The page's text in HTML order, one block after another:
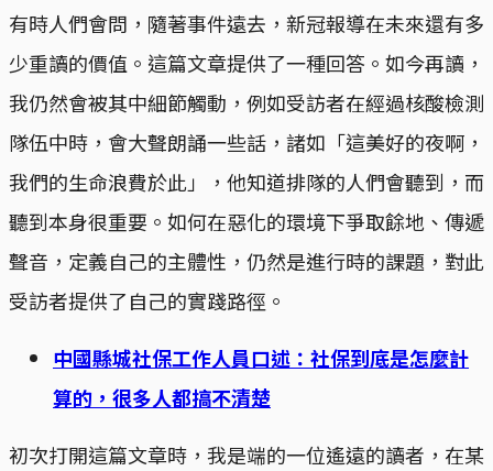
有時人們會問，隨著事件遠去，新冠報導在未來還有多
少重讀的價值。這篇文章提供了一種回答。如今再讀，
我仍然會被其中細節觸動，例如受訪者在經過核酸檢測
隊伍中時，會大聲朗誦一些話，諸如「這美好的夜啊，
我們的生命浪費於此」，他知道排隊的人們會聽到，而
聽到本身很重要。如何在惡化的環境下爭取餘地、傳遞
聲音，定義自己的主體性，仍然是進行時的課題，對此
受訪者提供了自己的實踐路徑。
中國縣城社保工作人員口述：社保到底是怎麼計
算的，很多人都搞不清楚
初次打開這篇文章時，我是端的一位遙遠的讀者，在某